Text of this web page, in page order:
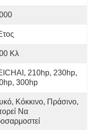
Κλ
210hp, 230hp,
300hp
Κόκκινο, Πράσινο,
Να